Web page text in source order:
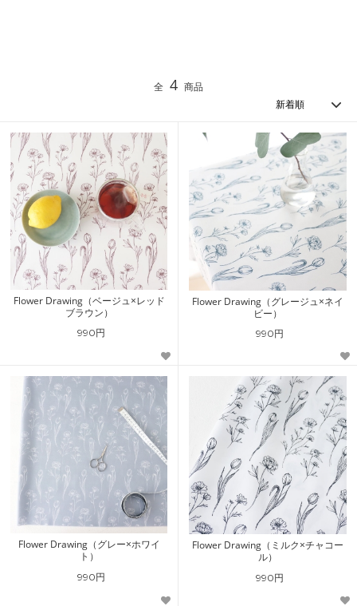
全 4 商品
Flower Drawing（ベージュ×レッド
ブラウン）
990円
Flower Drawing（グレージュ×ネイ
ビー）
990円
Flower Drawing（グレー×ホワイ
ト）
990円
Flower Drawing（ミルク×チャコー
ル）
990円